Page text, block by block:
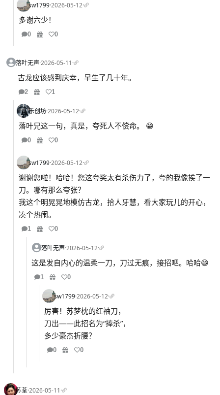
sw1799·2026-05-12·
多谢六少！
0 0
落叶无声·2026-05-11·
古龙应该感到庆幸，早生了几十年。
2 1
乐创坊·2026-05-12·
落叶兄这一句，真是，夸死人不偿命。 😁
0 0
sw1799·2026-05-12·
谢谢您啦！哈哈！您这夸奖太有杀伤力了，夸的我像挨了一
刀。哪有那么夸张？
我这个明晃晃地模仿古龙，拾人牙慧，看大家玩儿的开心，
凑个热闹。
1 0
落叶无声·2026-05-12·
这是发自内心的温柔一刀，刀过无痕，接招吧。哈哈😄
1 0
sw1799·2026-05-12·
厉害！苏梦枕的红袖刀，
刀出——此招名为“捧杀”，
多少豪杰折腰？
0 0
苏荃·2026-05-11·